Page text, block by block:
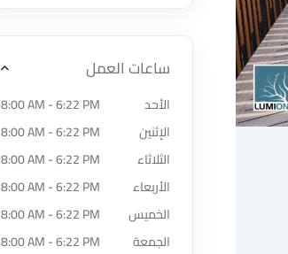
ساعات العمل
الأحد
8:00 AM - 6:22 PM
الإثنين
8:00 AM - 6:22 PM
الثلاثاء
8:00 AM - 6:22 PM
الأربعاء
8:00 AM - 6:22 PM
الخميس
8:00 AM - 6:22 PM
الجمعة
8:00 AM - 6:22 PM